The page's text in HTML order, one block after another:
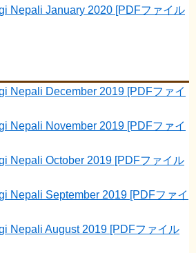
Nepali January 2020 [PDFファイル
Nepali December 2019 [PDFファイ
Nepali November 2019 [PDFファイ
Nepali October 2019 [PDFファイル
Nepali September 2019 [PDFファイ
Nepali August 2019 [PDFファイル